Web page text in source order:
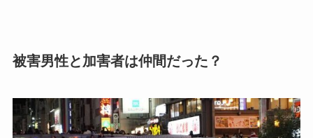
被害男性と加害者は仲間だった？